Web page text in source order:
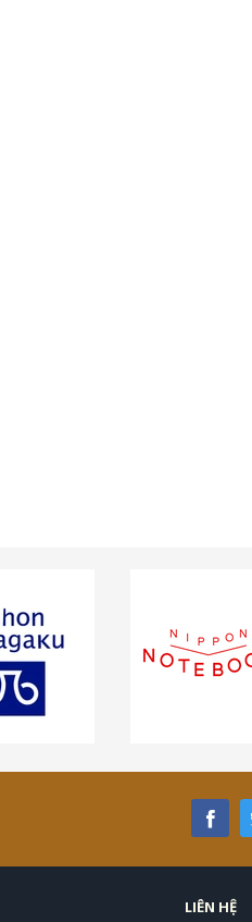
LIÊN HỆ